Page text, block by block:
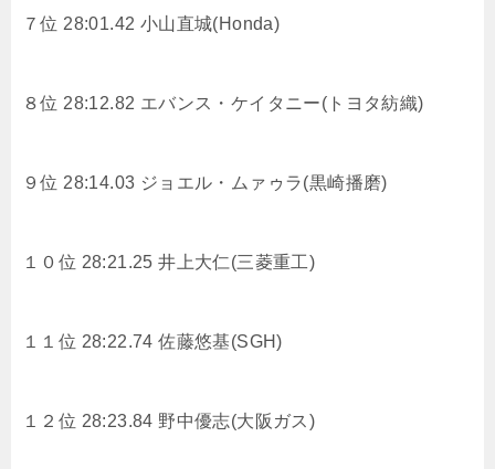
７位 28:01.42 小山直城(Honda)
８位 28:12.82 エバンス・ケイタニー(トヨタ紡織)
９位 28:14.03 ジョエル・ムァゥラ(黒崎播磨)
１０位 28:21.25 井上大仁(三菱重工)
１１位 28:22.74 佐藤悠基(SGH)
１２位 28:23.84 野中優志(大阪ガス)